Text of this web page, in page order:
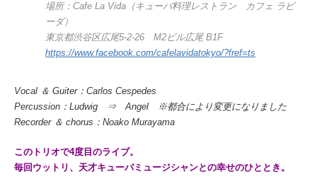
場所：Cafe La Vida（キューバ料理レストラン カフェ ラビ
ーダ）
東京都渋谷区広尾5-2-26 M2ビル広尾 B1F
https://www.facebook.com/cafelavidatokyo/?fref=ts
Vocal ＆ Guiter：Carlos Cespedes
Percussion：Ludwig ⇒ Angel ※都合により変更になりました
Recorder ＆ chorus：Noako Murayama
このトリオで4度目のライブ。
毎回ウットリ、天才キューバミュージシャンとの幸せのひととき。